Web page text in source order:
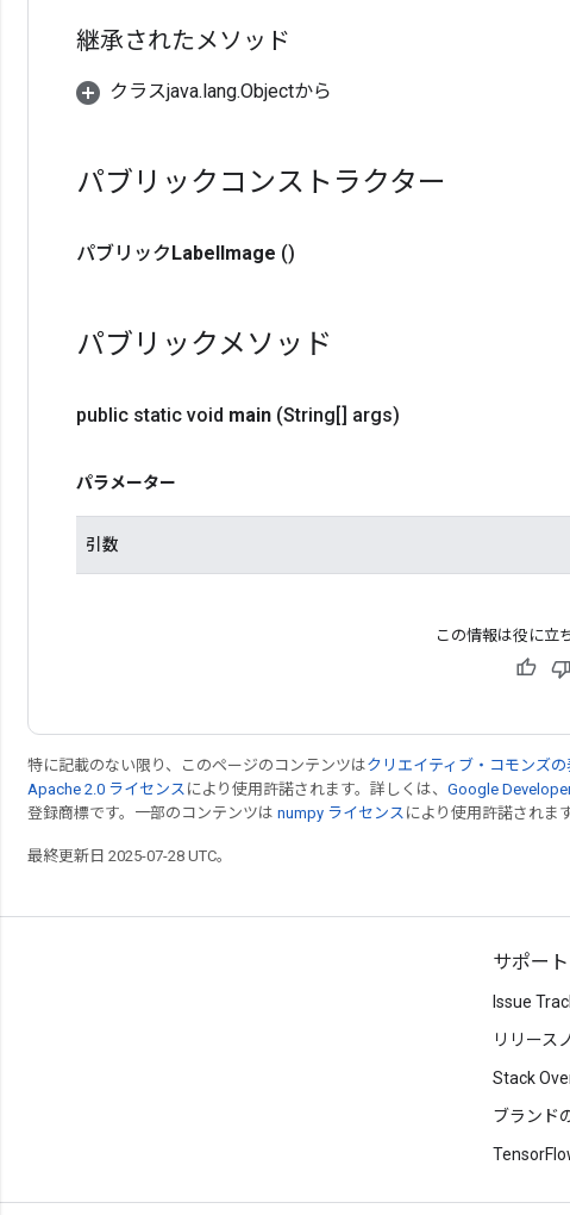
継承されたメソッド
クラスjava.lang.Objectから
パブリックコンストラクター
パブリックLabelImage ()
パブリックメソッド
public static void main (String[] args)
パラメーター
引数
この情報は役に立
特に記載のない限り、このページのコンテンツはクリエイティブ・コモンズ
Apache 2.0 ライセンス により使用許諾されます。詳しくは、 Google
登録商標です。一部のコンテンツは numpy ライセンス により使用許諾されます
最終更新日 2025-07-28 UTC。
サポート
Issue
リリース
Stack
ブランド